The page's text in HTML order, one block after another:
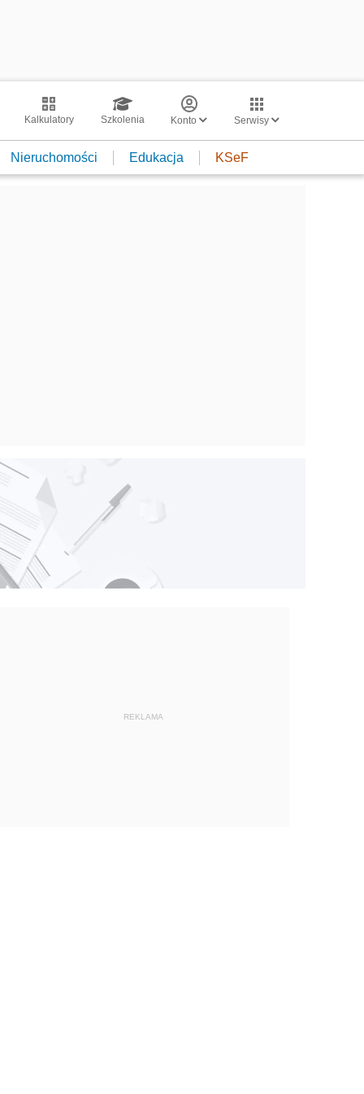
Kalkulatory Szkolenia Konto Serwisy
Nieruchomości Edukacja KSeF
REKLAMA